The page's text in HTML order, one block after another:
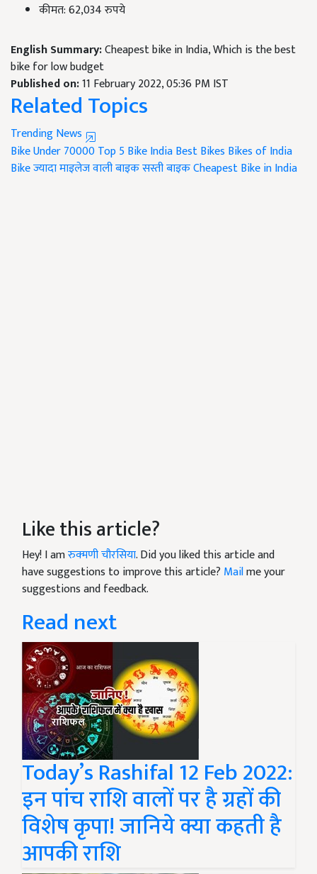
कीमत: 62,034 रुपये
English Summary:Cheapest bike in India, Which is the best
bike for low budget
Published on:11 February 2022, 05:36 PM IST
Related Topics
Trending News
Bike Under 70000Top 5 BikeIndia Best Bikes Bikes of India
Bikeज्यादा माइलेज वाली बाइकसस्ती बाइकCheapest Bike in India
Like this article?
Hey! I amरुक्मणी चौरसिया. Did you liked this article and
have suggestions to improve this article? Mailme your
suggestions and feedback.
Read next
Today’s Rashifal 12 Feb 2022:
इन पांच राशि वालों पर है ग्रहों की
विशेष कृपा! जानिये क्या कहती है
आपकी राशि